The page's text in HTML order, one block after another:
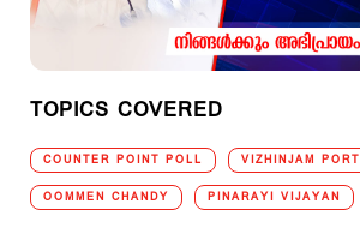
TOPICS COVERED
COUNTER POINT POLL VIZHINJAM PORT
OOMMEN CHANDY PINARAYI VIJAYAN